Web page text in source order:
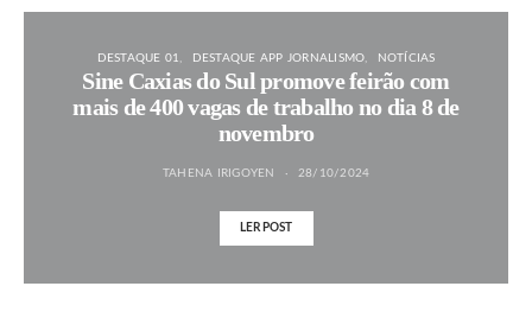
DESTAQUE 01 DESTAQUE APP JORNALISMO NOTÍCIAS
Sine Caxias do Sul promove feirão com
mais de 400 vagas de trabalho no dia 8 de
novembro
TAHENA IRIGOYEN 28/10/2024
LER POST